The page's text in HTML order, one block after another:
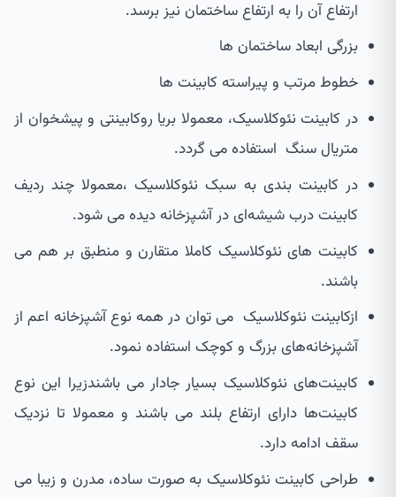
ارتفاع آن را به ارتفاع ساختمان نیز برسد.
بزرگی ابعاد ساختمان ها
خطوط مرتب و پیراسته کابینت ها
در کابینت نئوکلاسیک، معمولا بریا روکابینتی و پیشخوان از
متریال سنگ استفاده می گردد.
در کابینت بندی به سبک نئوکلاسیک ،معمولا چند ردیف
کابینت درب شیشه‌ای در آشپزخانه دیده می شود.
کابینت های نئوکلاسیک کاملا متقارن و منطبق بر هم می
باشند.
ازکابینت نئوکلاسیک می توان در همه نوع آشپزخانه اعم از
آشپزخانه‌های بزرگ و کوچک استفاده نمود.
کابینت‌های نئوکلاسیک بسیار جادار می باشندزیرا این نوع
کابینت‌ها دارای ارتفاع بلند می باشند و معمولا تا نزدیک
سقف ادامه دارد.
طراحی کابینت نئوکلاسیک به صورت ساده، مدرن و زیبا می